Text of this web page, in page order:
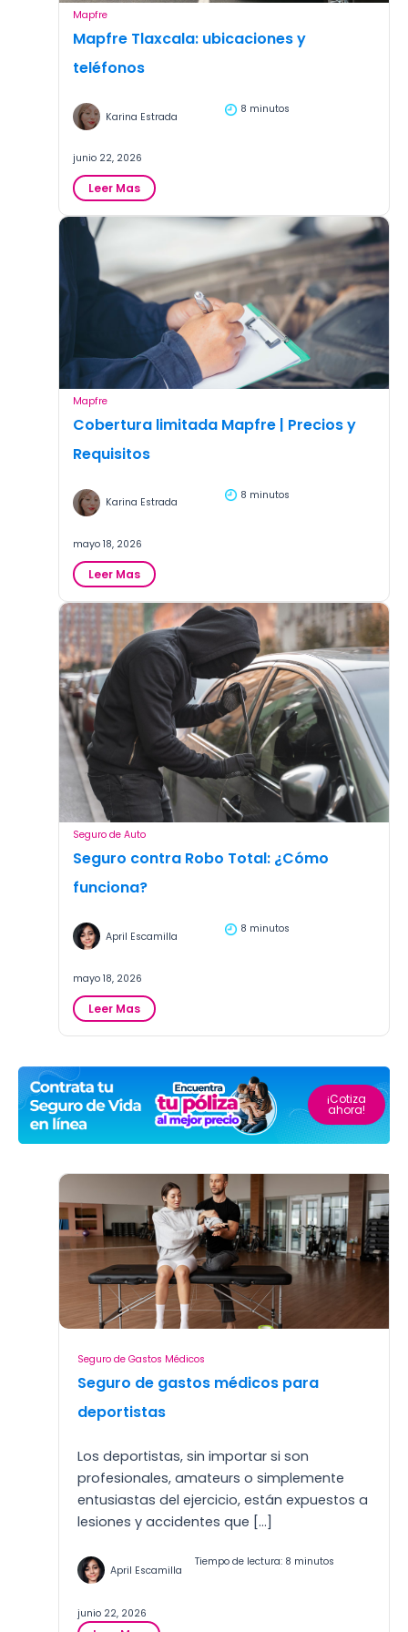
Mapfre
Mapfre Tlaxcala: ubicaciones y
teléfonos
Karina Estrada
8 minutos
junio 22, 2026
Leer Mas:
Mapfre
Tlaxcala:
teléfonos
Mapfre
Cobertura limitada Mapfre | Precios y
Requisitos
Karina Estrada
8 minutos
mayo 18, 2026
Leer Mas:
Cobertura
limitada
Mapfre
|
Precios
Requisitos
Seguro de Auto
Seguro contra Robo Total: ¿Cómo
funciona?
April Escamilla
8 minutos
mayo 18, 2026
Leer Mas:
Seguro
¿Cómo
funciona?
¡Cotiza
ahora!
Seguro de Gastos Médicos
Seguro de gastos médicos para
deportistas
Los deportistas, sin importar si son
profesionales, amateurs o simplemente
entusiastas del ejercicio, están expuestos a
lesiones y accidentes que […]
April Escamilla
Tiempo de lectura: 8 minutos
junio 22, 2026